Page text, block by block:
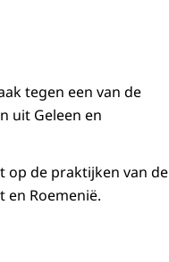
tegen een van de
uit Geleen en
op de praktijken van de
Roemenië.